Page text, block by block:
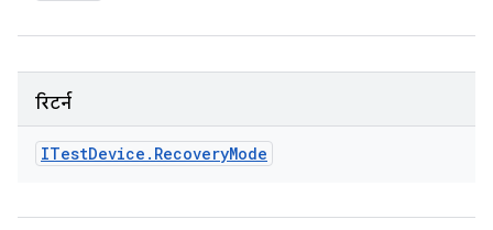
रिटर्न
ITestDevice . RecoveryMode